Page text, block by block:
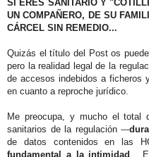
SI ERES SANITARIO Y
UN COMPAÑERO, DE SU
CÁRCEL SIN REMEDIO...
Quizás el título del Post os
pero la realidad legal de la
de accesos indebidos a ficheros
en cuanto a reproche jurídico.
Me preocupa, y mucho el total
sanitarios de la regulación ---
de datos contenidos en las
fundamental a la intimidad
.